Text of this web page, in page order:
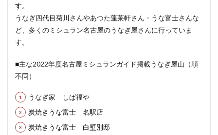
す。
うなぎ四代目菊川さんやあつた蓬莱軒さん・うな富士さんな
ど、多くのミシュラン名古屋のうなぎ屋さんに行っていま
す。
■主な2022年度名古屋ミシュランガイド掲載うなぎ屋山（順
不同）
うなぎ家 しば福や
炭焼きうな富士 名駅店
炭焼きうな富士 白壁別邸